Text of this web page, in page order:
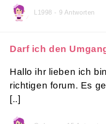
L1998 - 9 Antworten
Darf ich den
Hallo ihr lieben ich
richtigen forum. Es
[..]